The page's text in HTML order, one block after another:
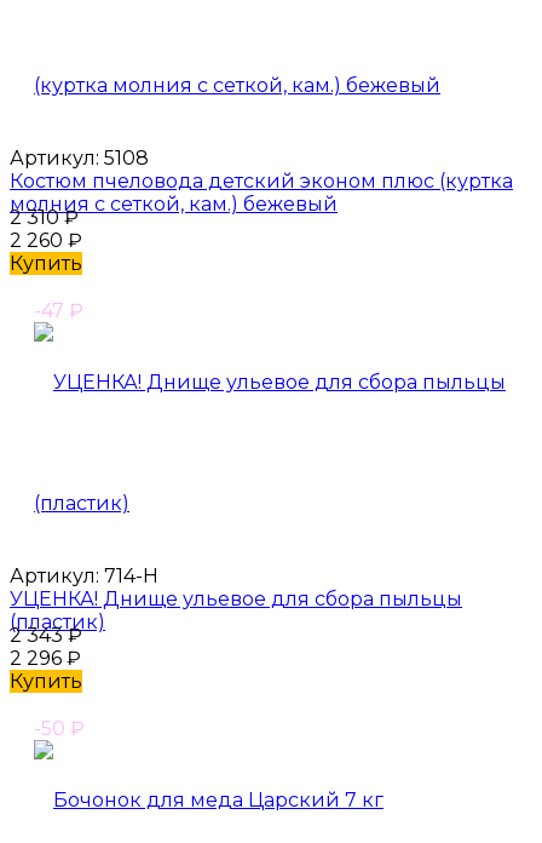
Артикул: 5108
Костюм пчеловода детский эконом плюс (куртка
молния с сеткой, кам.) бежевый
2 310₽
2 260 ₽
Купить
-47 ₽
Артикул: 714-Н
УЦЕНКА! Днище ульевое для сбора пыльцы
(пластик)
2 343₽
2 296 ₽
Купить
-50 ₽